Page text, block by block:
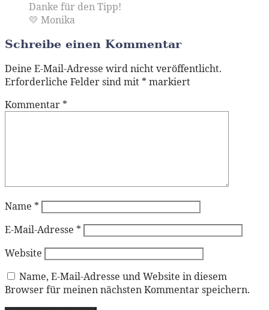
Danke für den Tipp!
💛 Monika
Schreibe einen Kommentar
Deine E-Mail-Adresse wird nicht veröffentlicht.
Erforderliche Felder sind mit * markiert
Kommentar *
Name *
E-Mail-Adresse *
Website
Name, E-Mail-Adresse und Website in diesem
Browser für meinen nächsten Kommentar speichern.